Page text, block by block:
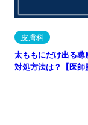
皮膚科
太ももにだけ出る
対処方法は？【医師